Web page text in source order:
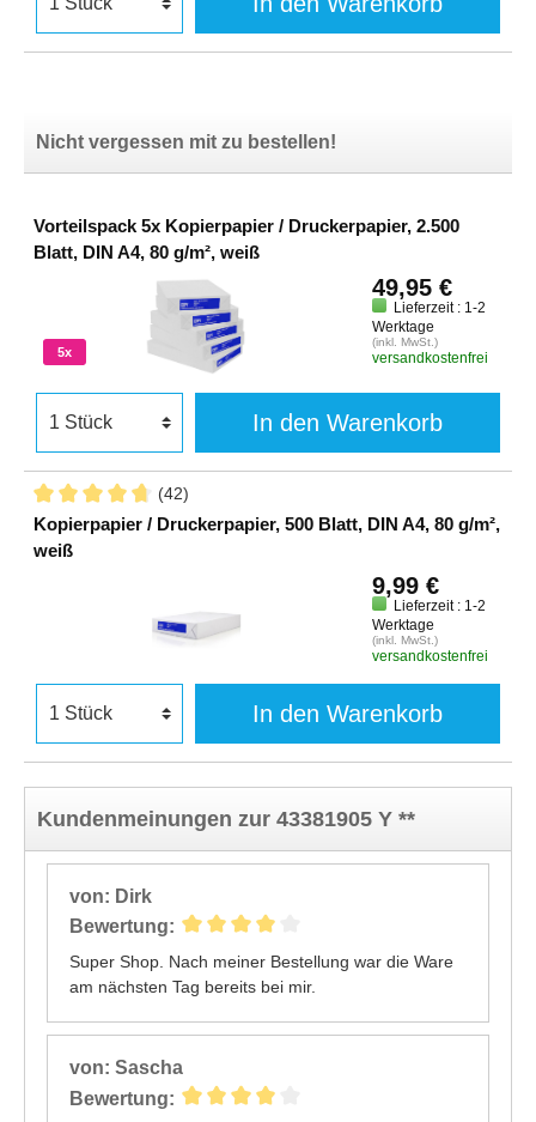
Nicht vergessen mit zu bestellen!
Vorteilspack 5x Kopierpapier / Druckerpapier, 2.500
Blatt, DIN A4, 80 g/m², weiß
5x
49,95 €
Lieferzeit : 1-2
Werktage
(inkl. MwSt.)
versandkostenfrei
In den Warenkorb
(42)
Kopierpapier / Druckerpapier, 500 Blatt, DIN A4, 80 g/m²,
weiß
9,99 €
Lieferzeit : 1-2
Werktage
(inkl. MwSt.)
versandkostenfrei
In den Warenkorb
Kundenmeinungen zur 43381905 Y **
von: Dirk
Bewertung:
Super Shop. Nach meiner Bestellung war die Ware
am nächsten Tag bereits bei mir.
von: Sascha
Bewertung: